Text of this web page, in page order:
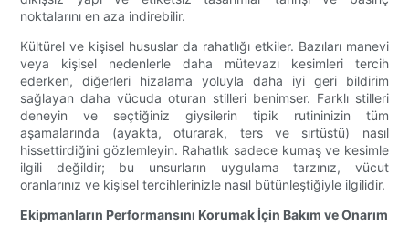
noktalarını en aza indirebilir.
Kültürel ve kişisel hususlar da rahatlığı etkiler. Bazıları manevi
veya kişisel nedenlerle daha mütevazı kesimleri tercih
ederken, diğerleri hizalama yoluyla daha iyi geri bildirim
sağlayan daha vücuda oturan stilleri benimser. Farklı stilleri
deneyin ve seçtiğiniz giysilerin tipik rutininizin tüm
aşamalarında (ayakta, oturarak, ters ve sırtüstü) nasıl
hissettirdiğini gözlemleyin. Rahatlık sadece kumaş ve kesimle
ilgili değildir; bu unsurların uygulama tarzınız, vücut
oranlarınız ve kişisel tercihlerinizle nasıl bütünleştiğiyle ilgilidir.
Ekipmanların Performansını Korumak İçin Bakım ve Onarım